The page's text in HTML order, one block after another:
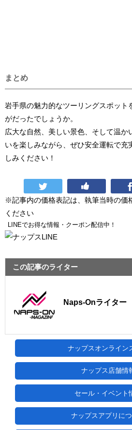
まとめ
岩手県の魅力的なツーリングスポット
がだったでしょうか。
広大な自然、美しい景色、そして温か
いを楽しみながら、ぜひ安全運転で充
しみください！
※記事内の価格表記は、執筆当時の価
ください
LINEでお得な情報・クーポン配信中！
この記事のライター
Naps-Onライター
ナップスオンライン
ナップス店舗情
セール・イベント
ナップスアプリに